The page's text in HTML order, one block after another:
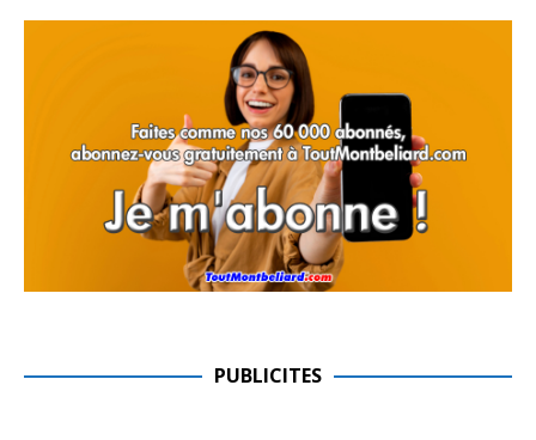
PUBLICITES